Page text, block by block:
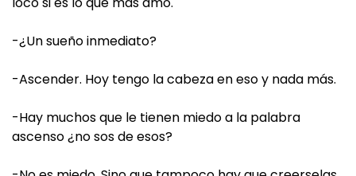
-¿Un sueño inmediato?
-Ascender. Hoy tengo la cabeza en eso y nada más.
-Hay muchos que le tienen miedo a la palabra
ascenso ¿no sos de esos?